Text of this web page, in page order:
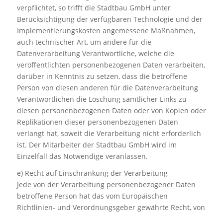
verpflichtet, so trifft die Stadtbau GmbH unter
Berücksichtigung der verfügbaren Technologie und der
Implementierungskosten angemessene Maßnahmen,
auch technischer Art, um andere für die
Datenverarbeitung Verantwortliche, welche die
veröffentlichten personenbezogenen Daten verarbeiten,
darüber in Kenntnis zu setzen, dass die betroffene
Person von diesen anderen für die Datenverarbeitung
Verantwortlichen die Löschung sämtlicher Links zu
diesen personenbezogenen Daten oder von Kopien oder
Replikationen dieser personenbezogenen Daten
verlangt hat, soweit die Verarbeitung nicht erforderlich
ist. Der Mitarbeiter der Stadtbau GmbH wird im
Einzelfall das Notwendige veranlassen.
e) Recht auf Einschränkung der Verarbeitung
Jede von der Verarbeitung personenbezogener Daten
betroffene Person hat das vom Europäischen
Richtlinien- und Verordnungsgeber gewährte Recht, von